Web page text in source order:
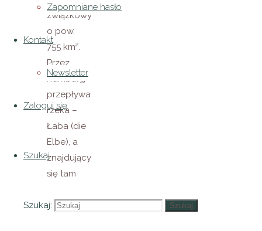
Zapomniane hasło
Kontakt
Newsletter
Zaloguj się
Szukaj
Szukaj: Szukaj
związkowy
o pow.
755 km².
Przez
Hamburg
przepływa
rzeka –
Łaba (die
Elbe), a
znajdujący
się tam
port